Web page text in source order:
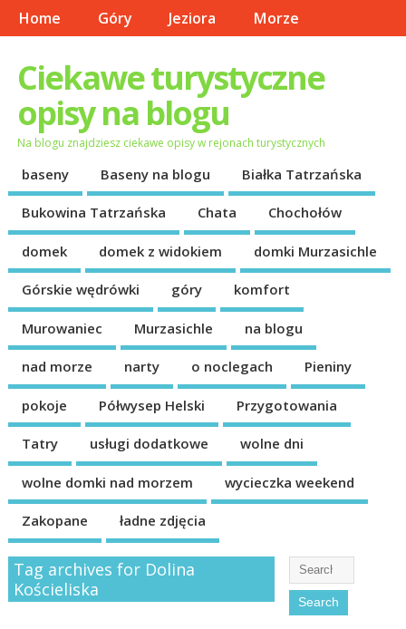
Home Góry Jeziora Morze
Ciekawe turystyczne
opisy na blogu
Na blogu znajdziesz ciekawe opisy w rejonach turystycznych
baseny Baseny na blogu Białka Tatrzańska
Bukowina Tatrzańska Chata Chochołów
domek domek z widokiem domki Murzasichle
Górskie wędrówki góry komfort
Murowaniec Murzasichle na blogu
nad morze narty o noclegach Pieniny
pokoje Półwysep Helski Przygotowania
Tatry usługi dodatkowe wolne dni
wolne domki nad morzem wycieczka weekend
Zakopane ładne zdjęcia
Tag archives for Dolina
Kościeliska